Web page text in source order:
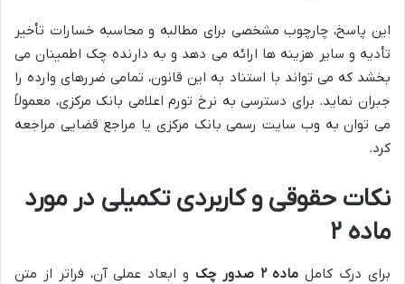
این پاسخ، چارچوب مشخصی برای مطالبه و محاسبه خسارات تأخیر
تأدیه و سایر هزینه ها ارائه می دهد و به دارنده چک اطمینان می
بخشد که می تواند با استناد به این قانون، تمامی ضررهای وارده را
جبران نماید. برای دسترسی به نرخ تورم اعلامی بانک مرکزی، معمولاً
می توان به وب سایت رسمی بانک مرکزی یا مراجع قضایی مراجعه
کرد.
نکات حقوقی و کاربردی تکمیلی در مورد
ماده ۲
برای درک کامل ماده ۲ صدور چک
و ابعاد عملی آن، فراتر از متن